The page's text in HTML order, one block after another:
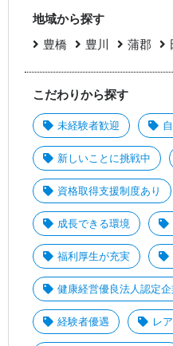
地域から探す
豊橋
豊川 蒲郡
こだわりから探す
未経験者歓迎
新しいことに挑戦中
資格取得支援制度あり
成長できる環境
福利厚生が充実
健康経営優良法人認定
経験者優遇 レ